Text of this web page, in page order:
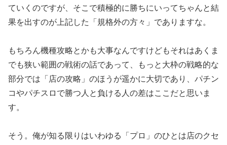
ていく のですが、そこで積極的に勝ちにいってちゃんと結
果を出すのが上記した「規格外の方々」でありますな。
もちろん機種攻略とかも大事なんですけどもそれはあくま
でも狭い範囲の戦術の話であって、もっと大枠の戦略的な
部分では「店の攻略」のほうが遥かに大切であり、パチン
コやパチスロで勝つ人と負ける人の差はここだと思いま
す。
そう。俺が知る限りはいわゆる「プロ」のひとは店のクセ